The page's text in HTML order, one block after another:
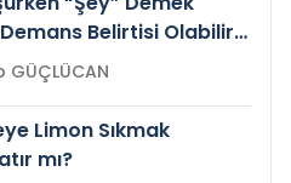
Belirtisi Olabilir
Zeynep GÜÇLÜCAN
Limon Sıkmak
mı?